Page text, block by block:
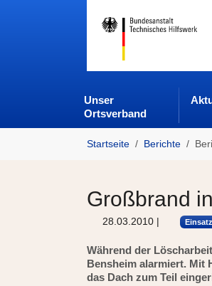
Unser
Ortsverband
Startseite
Berichte
Großbrand
28.03.2010 | Einsatz
Während der
Bensheim alarmiert. Mit
das Dach zum Teil